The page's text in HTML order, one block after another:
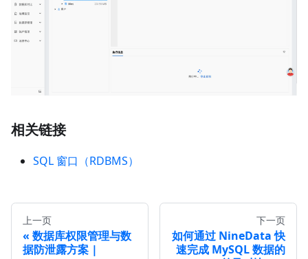
相关链接
SQL 窗口（RDBMS）
上一页
数据库权限管理与数
据防泄露方案 |
下一页
如何通过 NineData 快
速完成 MySQL 数据的